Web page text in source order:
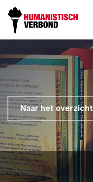
Naar het overzicht